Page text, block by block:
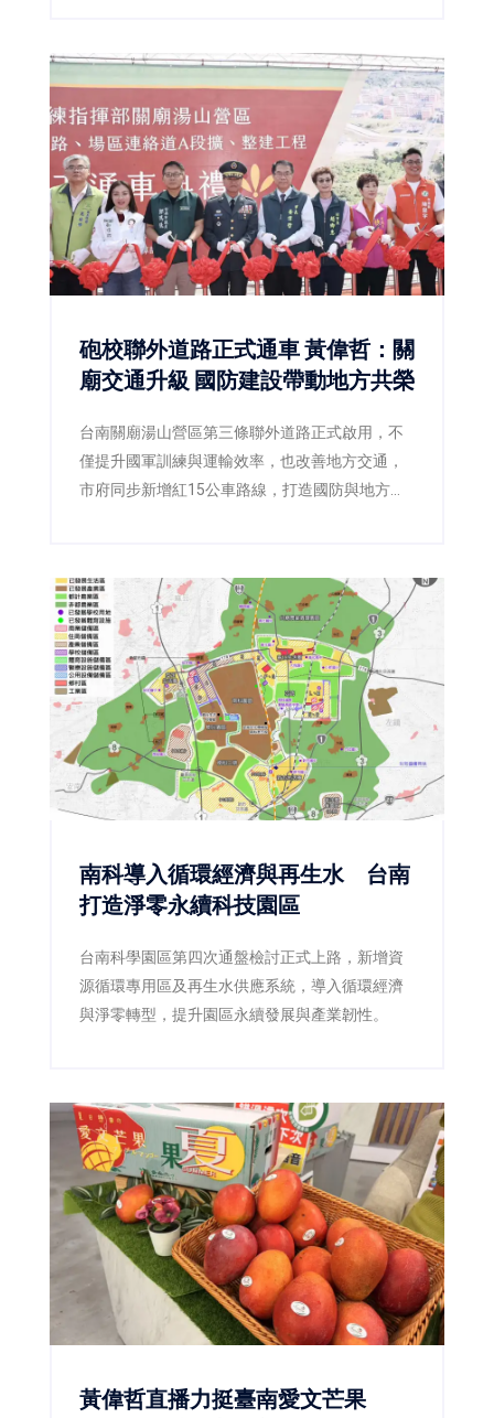
砲校聯外道路正式通車 黃偉哲：關
廟交通升級 國防建設帶動地方共榮
台南關廟湯山營區第三條聯外道路正式啟用，不
僅提升國軍訓練與運輸效率，也改善地方交通，
市府同步新增紅15公車路線，打造國防與地方雙
南科導入循環經濟與再生水 台南
打造淨零永續科技園區
台南科學園區第四次通盤檢討正式上路，新增資
源循環專用區及再生水供應系統，導入循環經濟
與淨零轉型，提升園區永續發展與產業韌性。
黃偉哲直播力挺臺南愛文芒果